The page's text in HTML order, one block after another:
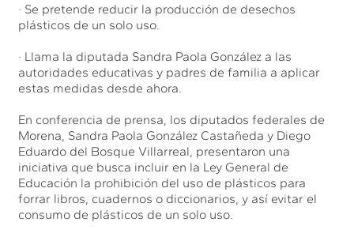
· Se pretende reducir la producción de desechos
plásticos de un solo uso.
· Llama la diputada Sandra Paola González a las
autoridades educativas y padres de familia a aplicar
estas medidas desde ahora.
En conferencia de prensa, los diputados federales de
Morena, Sandra Paola González Castañeda y Diego
Eduardo del Bosque Villarreal, presentaron una
iniciativa que busca incluir en la Ley General de
Educación la prohibición del uso de plásticos para
forrar libros, cuadernos o diccionarios, y así evitar el
consumo de plásticos de un solo uso.